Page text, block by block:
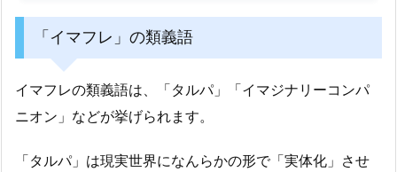
「イマフレ」の類義語
イマフレの類義語は、「タルパ」「イマジナリーコンパ
ニオン」などが挙げられます。
「タルパ」は現実世界になんらかの形で「実体化」させ